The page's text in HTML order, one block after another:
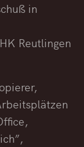
in
Reutlingen